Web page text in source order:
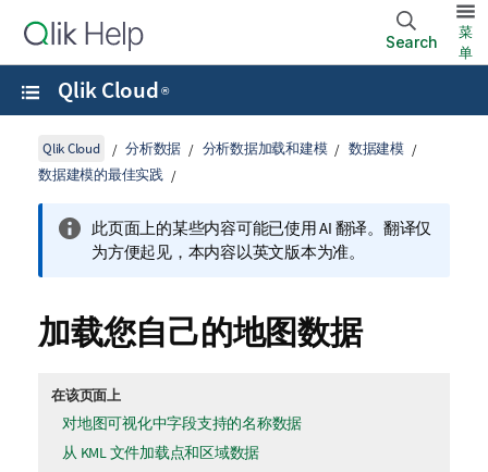
Search
菜
单
Qlik Cloud ®
Qlik Cloud 分析数据 分析数据加载和建模
数据建模
数据建模的最佳实践
此页面上的某些内容可能已使用 AI 翻译。翻译仅
为方便起见，本内容以英文版本为准。
加载您自己的地图数据
在该页面上
对地图可视化中字段支持的名称数据
从 KML 文件加载点和区域数据